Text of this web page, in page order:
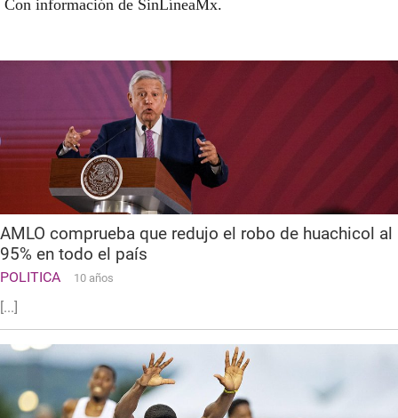
Con información de SinLíneaMx.
AMLO comprueba que redujo el robo de huachicol al
95% en todo el país
POLITICA 10 años
[...]